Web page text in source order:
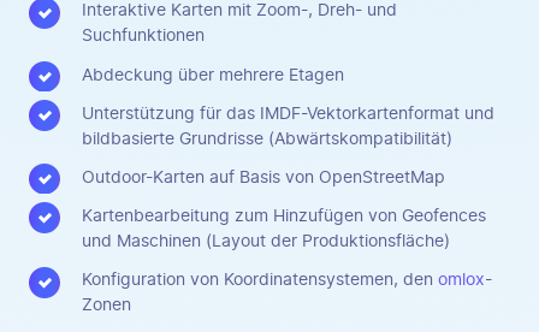
Interaktive Karten mit Zoom-, Dreh- und
Suchfunktionen
Abdeckung über mehrere Etagen
Unterstützung für das IMDF-Vektorkartenformat und
bildbasierte Grundrisse (Abwärtskompatibilität)
Outdoor-Karten auf Basis von OpenStreetMap
Kartenbearbeitung zum Hinzufügen von Geofences
und Maschinen (Layout der Produktionsfläche)
Konfiguration von Koordinatensystemen, den omlox-
Zonen